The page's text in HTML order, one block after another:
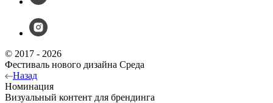
© 2017 - 2026
Фестиваль нового дизайна Среда
Назад
Номинация
Визуальный контент для брендинга